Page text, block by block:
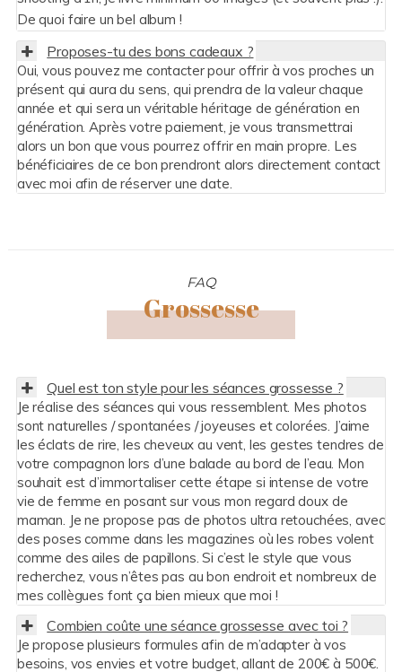
De quoi faire un bel album !
Proposes-tu des bons cadeaux ?
Oui, vous pouvez me contacter pour offrir à vos proches un
présent qui aura du sens, qui prendra de la valeur chaque
année et qui sera un véritable héritage de génération en
génération. Après votre paiement, je vous transmettrai
alors un bon que vous pourrez offrir en main propre. Les
bénéficiaires de ce bon prendront alors directement contact
avec moi afin de réserver une date.
FAQ
Grossesse
Quel est ton style pour les séances grossesse ?
Je réalise des séances qui vous ressemblent. Mes photos
sont naturelles / spontanées / joyeuses et colorées. J’aime
les éclats de rire, les cheveux au vent, les gestes tendres de
votre compagnon lors d’une balade au bord de l’eau. Mon
souhait est d’immortaliser cette étape si intense de votre
vie de femme en posant sur vous mon regard doux de
maman. Je ne propose pas de photos ultra retouchées, avec
des poses comme dans les magazines où les robes volent
comme des ailes de papillons. Si c’est le style que vous
recherchez, vous n’êtes pas au bon endroit et nombreux de
mes collègues font ça bien mieux que moi !
Combien coûte une séance grossesse avec toi ?
Je propose plusieurs formules afin de m’adapter à vos
besoins, vos envies et votre budget, allant de 200€ à 500€.